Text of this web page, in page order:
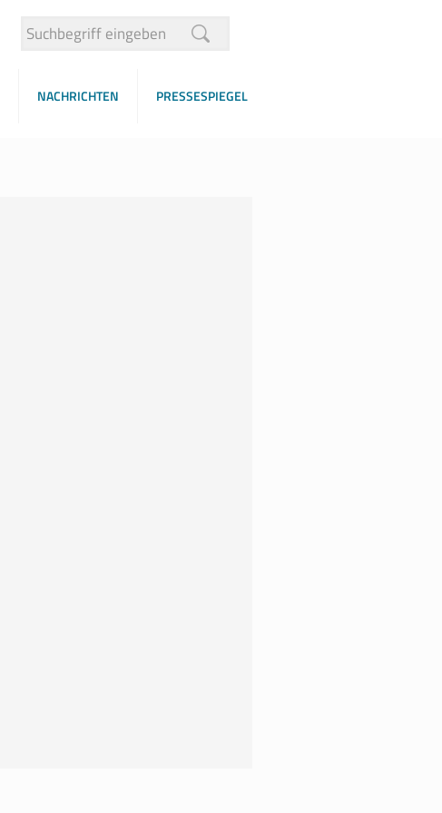
NACHRICHTEN PRESSESPIEGEL